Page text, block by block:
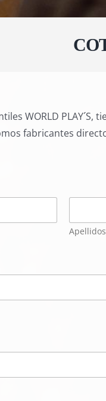
WORLD
fabricantes
Apellidos